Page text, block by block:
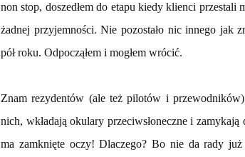
non stop, doszedłem do etapu kiedy klienci przestali
żadnej przyjemności. Nie pozostało nic innego jak
pół roku. Odpocząłem i mogłem wrócić.
Znam rezydentów (ale też pilotów i
nich, wkładają okulary przeciwsłoneczne i
ma zamknięte oczy! Dlaczego? Bo nie da rady